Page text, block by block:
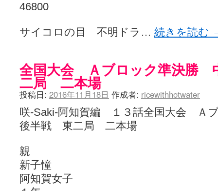
46800
サイコロの目 不明ドラ… 続きを読む
全国大会 Ａブロック準決
二局 二本場
投稿日: 2016年11月18日 作成者: ricewithhotwater
咲-Saki-阿知賀編 １３話全国大会
後半戦 東二局 二本場
親
新子憧
阿知賀女子